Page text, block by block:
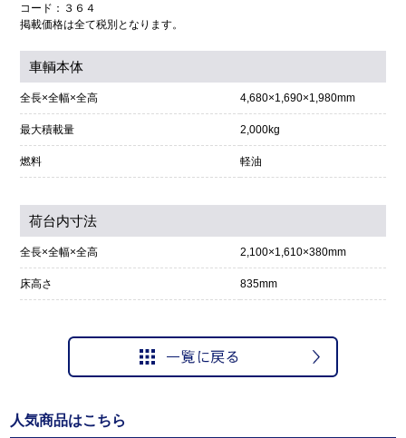
コード：３６４
掲載価格は全て税別となります。
車輌本体
全長×全幅×全高 4,680×1,690×1,980mm
最大積載量 2,000kg
燃料 軽油
荷台内寸法
全長×全幅×全高 2,100×1,610×380mm
床高さ 835mm
人気商品はこちら